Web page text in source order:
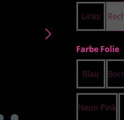
Links
Farbe Folie
Blau
Neon Pink